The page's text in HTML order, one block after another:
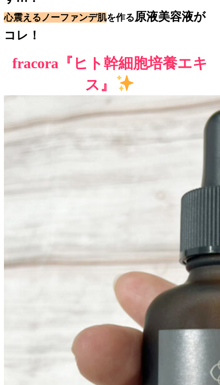
心震えるノーファンデ肌を作る原液美容液が
コレ！
fracora『ヒト幹細胞培養エキ
ス』